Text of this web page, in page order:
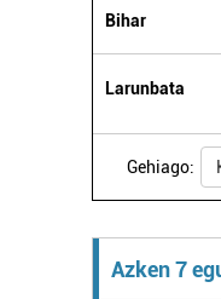
Bihar
Larunbata
Gehiago:
Azken 7